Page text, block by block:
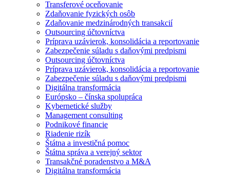
Transferové oceňovanie
Zdaňovanie fyzických osôb
Zdaňovanie medzinárodných transakcií
Outsourcing účtovníctva
Príprava uzávierok, konsolidácia a reportovanie
Zabezpečenie súladu s daňovými predpismi
Outsourcing účtovníctva
Príprava uzávierok, konsolidácia a reportovanie
Zabezpečenie súladu s daňovými predpismi
Digitálna transformácia
Európsko – čínska spolupráca
Kybernetické služby
Management consulting
Podnikové financie
Riadenie rizík
Štátna a investičná pomoc
Štátna správa a verejný sektor
Transakčné poradenstvo a M&A
Digitálna transformácia